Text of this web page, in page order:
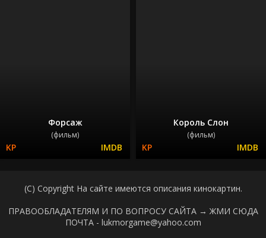
Форсаж
(фильм)
Король Слон
(фильм)
(C) Copyright На сайте имеются описания кинокартин.
ПРАВООБЛАДАТЕЛЯМ И ПО ВОПРОСУ САЙТА → ЖМИ СЮДА
ПОЧТА - lukmorgame@yahoo.com